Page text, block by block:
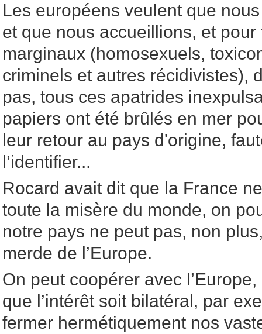
Les européens veulent que
et que nous accueillions, et
marginaux (homosexuels,
criminels et autres récidivistes),
pas, tous ces apatrides
papiers ont été brûlés en mer
leur retour au pays d'origine,
l’identifier...
Rocard avait dit que la France
toute la misère du monde, on
notre pays ne peut pas, non
merde de l’Europe.
On peut coopérer avec
que l’intérêt soit bilatéral, par
fermer hermétiquement nos